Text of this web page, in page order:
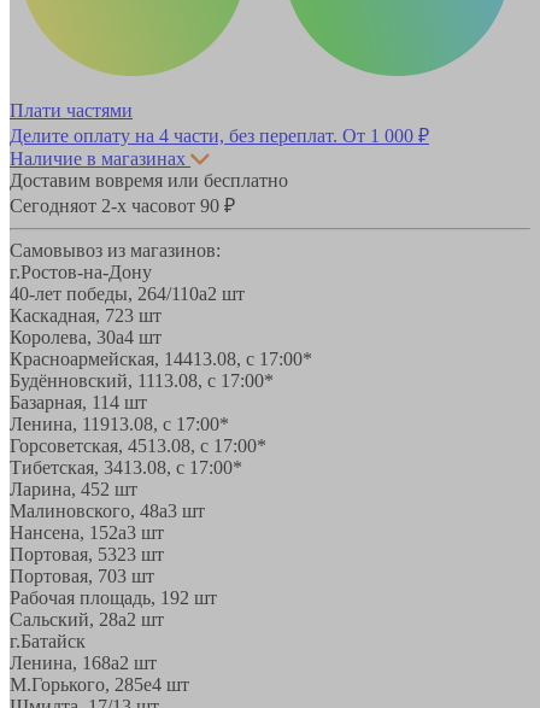
Плати частями
Делите оплату на 4 части, без переплат. От 1 000 ₽
Наличие в магазинах
Доставим вовремя или бесплатно
Сегодняот 2-х часовот 90 ₽
Самовывоз из магазинов:
г.Ростов-на-Дону
40-лет победы, 264/110а2 шт
Каскадная, 723 шт
Королева, 30а4 шт
Красноармейская, 14413.08, с 17:00*
Будённовский, 1113.08, с 17:00*
Базарная, 114 шт
Ленина, 11913.08, с 17:00*
Горсоветская, 4513.08, с 17:00*
Тибетская, 3413.08, с 17:00*
Ларина, 452 шт
Малиновского, 48а3 шт
Нансена, 152а3 шт
Портовая, 5323 шт
Портовая, 703 шт
Рабочая площадь, 192 шт
Сальский, 28a2 шт
г.Батайск
Ленина, 168а2 шт
М.Горького, 285е4 шт